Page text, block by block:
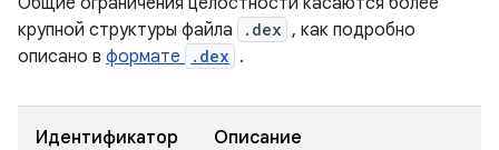
крупной структуры файла
.dex , как подробно
описано в формате .dex .
Идентификатор Описание